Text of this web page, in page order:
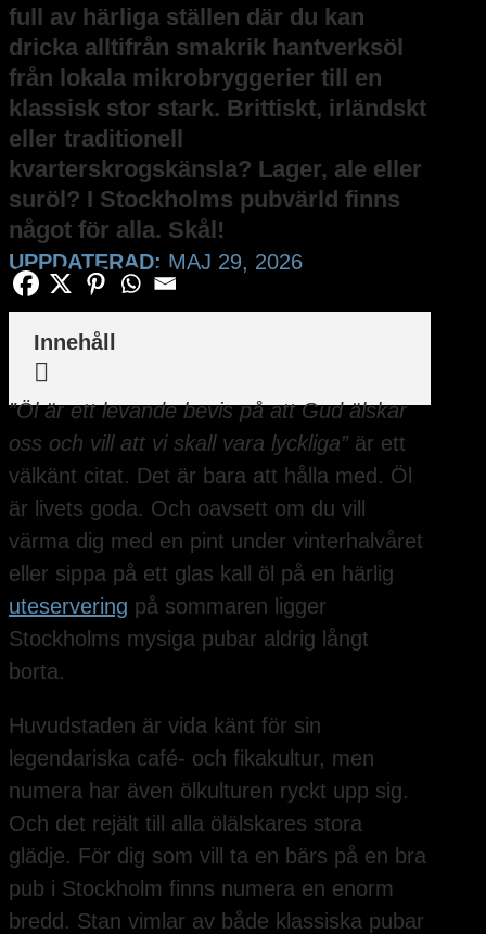
full av härliga ställen där du kan
dricka alltifrån smakrik hantverksöl
från lokala mikrobryggerier till en
klassisk stor stark. Brittiskt, irländskt
eller traditionell
kvarterskrogskänsla? Lager, ale eller
suröl? I Stockholms pubvärld finns
något för alla. Skål!
UPPDATERAD: MAJ 29, 2026
Innehåll

”Öl är ett levande bevis på att Gud älskar
oss och vill att vi skall vara lyckliga” är ett
välkänt citat. Det är bara att hålla med. Öl
är livets goda. Och oavsett om du vill
värma dig med en pint under vinterhalvåret
eller sippa på ett glas kall öl på en härlig
uteservering på sommaren ligger
Stockholms mysiga pubar aldrig långt
borta.
Huvudstaden är vida känt för sin
legendariska café- och fikakultur, men
numera har även ölkulturen ryckt upp sig.
Och det rejält till alla ölälskares stora
glädje. För dig som vill ta en bärs på en bra
pub i Stockholm finns numera en enorm
bredd. Stan vimlar av både klassiska pubar